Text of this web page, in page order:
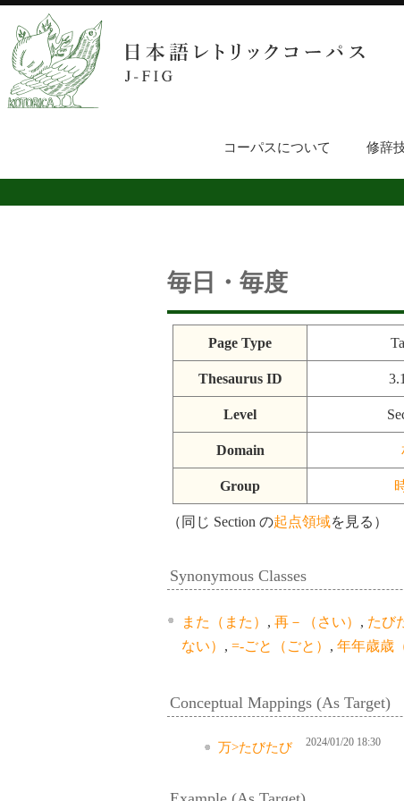
コーパスについて 修辞
毎日・毎度
Page Type
Thesaurus ID
Level
Domain
Group
（同じ Section の起点領域を見る）
Synonymous Classes
また（また） , 再－（さい） , たび
ない） , =-ごと（ごと） , 年年歳歳
Conceptual Mappings (As Target)
万>たびたび 2024/01/20 18:30